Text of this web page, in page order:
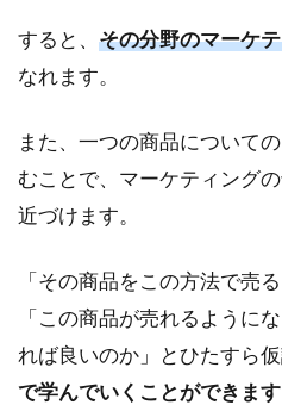
よ
っ
て
に
つ
く
すると、 その分野のマーケ
なれます。
また、一つの商品について
むことで、マーケティングの
近づけます。
「その商品をこの方法で売
「この商品が売れるように
れば良いのか」とひたすら仮
で学んでいくことができます